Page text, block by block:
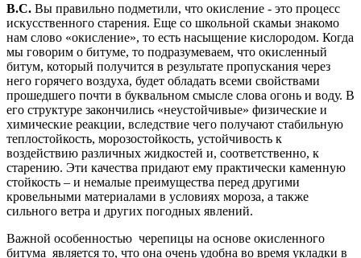
В.С. Вы правильно подметили, что окисление - это процесс
искусственного старения. Еще со школьной скамьи знакомо
нам слово «окисление», то есть насыщение кислородом. Когда
мы говорим о битуме, то подразумеваем, что окисленный
битум, который получится в результате пропускания через
него горячего воздуха, будет обладать всеми свойствами
прошедшего почти в буквальном смысле слова огонь и воду. В
его структуре закончились «неустойчивые» физические и
химические реакции, вследствие чего получают стабильную
теплостойкость, морозостойкость, устойчивость к
воздействию различных жидкостей и, соответственно, к
старению. Эти качества придают ему практически каменную
стойкость – и немалые преимущества перед другими
кровельными материалами в условиях мороза, а также
сильного ветра и других погодных явлений.
Важной особенностью черепицы на основе окисленного
битума является то, что она очень удобна во время укладки в